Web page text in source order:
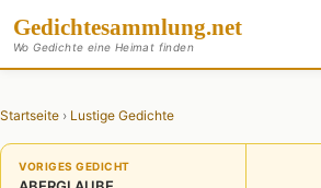
Gedichtesammlung.net
Wo Gedichte eine Heimat finden
Startseite › Lustige Gedichte
VORIGES GEDICHT